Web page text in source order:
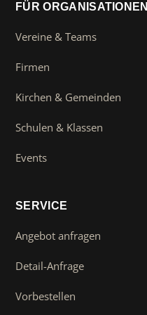
FÜR ORGANISATIONEN
Vereine & Teams
Firmen
Kirchen & Gemeinden
Schulen & Klassen
Events
SERVICE
Angebot anfragen
Detail-Anfrage
Vorbestellen